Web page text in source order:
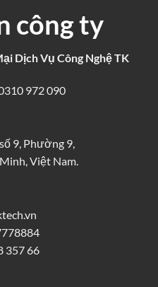
công ty
Dịch Vụ Công Nghệ TK
972 090
9, Phường 9,
Việt Nam.
357 66